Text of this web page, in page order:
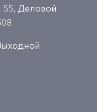
55, Деловой